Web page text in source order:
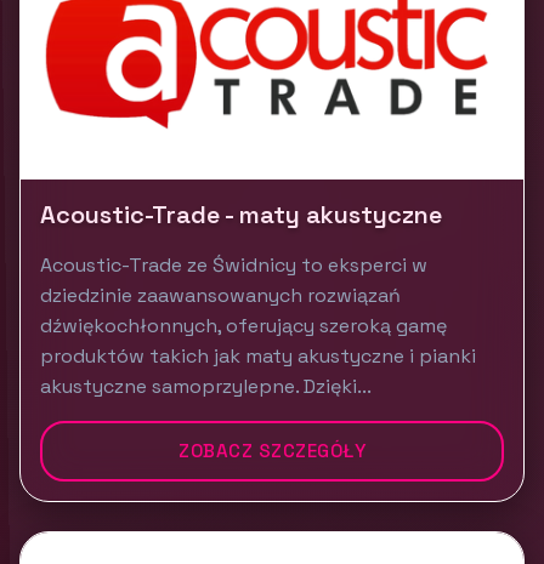
Acoustic-Trade - maty akustyczne
Acoustic-Trade ze Świdnicy to eksperci w
dziedzinie zaawansowanych rozwiązań
dźwiękochłonnych, oferujący szeroką gamę
produktów takich jak maty akustyczne i pianki
akustyczne samoprzylepne. Dzięki...
ZOBACZ SZCZEGÓŁY